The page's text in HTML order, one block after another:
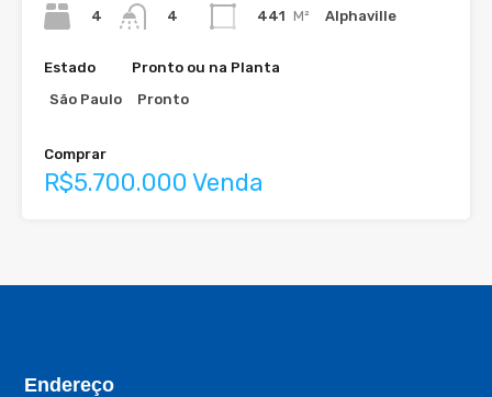
4
4
441 M²
Alphaville
Estado
São Paulo
Pronto ou na Planta
Pronto
Comprar
R$5.700.000 Venda
Endereço